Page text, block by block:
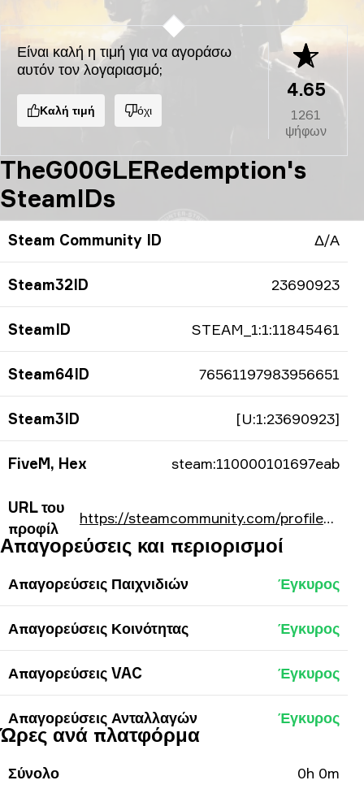
Είναι καλή η τιμή για να αγοράσω
αυτόν τον λογαριασμό;
Καλή τιμή όχι
4.65
1261
ψήφων
TheG00GLERedemption's
SteamIDs
Steam Community ID Δ/Α
Steam32ID 23690923
SteamID STEAM_1:1:11845461
Steam64ID 76561197983956651
Steam3ID [U:1:23690923]
FiveM, Hex steam:110000101697eab
URL του
προφίλ
https://steamcommunity.com/profiles/76561197983956651/
Απαγορεύσεις και περιορισμοί
Απαγορεύσεις Παιχνιδιών Έγκυρος
Απαγορεύσεις Κοινότητας Έγκυρος
Απαγορεύσεις VAC Έγκυρος
Απαγορεύσεις Ανταλλαγών Έγκυρος
Ώρες ανά πλατφόρμα
Σύνολο 0h 0m